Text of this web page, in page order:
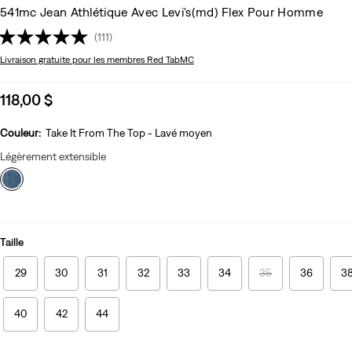
541mc Jean Athlétique Avec Levi's(md) Flex Pour Homme
(111)
Livraison gratuite pour les membres Red TabMC
Sale
is
118,00 $
Couleur: Take It From The Top - Lavé moyen
Légèrement extensible
Taille
29 30 31 32 33 34 35 36
40 42 44